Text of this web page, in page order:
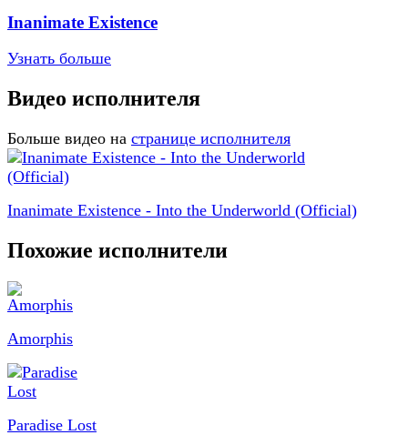
Inanimate Existence
Узнать больше
Видео исполнителя
Больше видео на странице исполнителя
Inanimate Existence - Into the Underworld (Official)
Похожие исполнители
Amorphis
Paradise Lost